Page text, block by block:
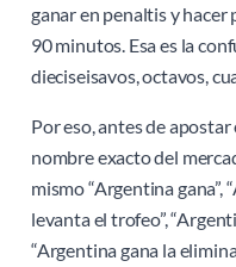
ganar en penaltis y hacer
90 minutos. Esa es la
dieciseisavos, octavos,
Por eso, antes de
nombre exacto del
mismo “Argentina gana”,
levanta el trofeo”,
“Argentina gana la